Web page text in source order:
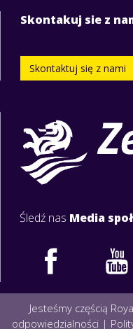
Skontakuj sie z
Skontaktuj się z nami
Śledź nas Media
Jesteśmy częścią
odpowiedzialności |